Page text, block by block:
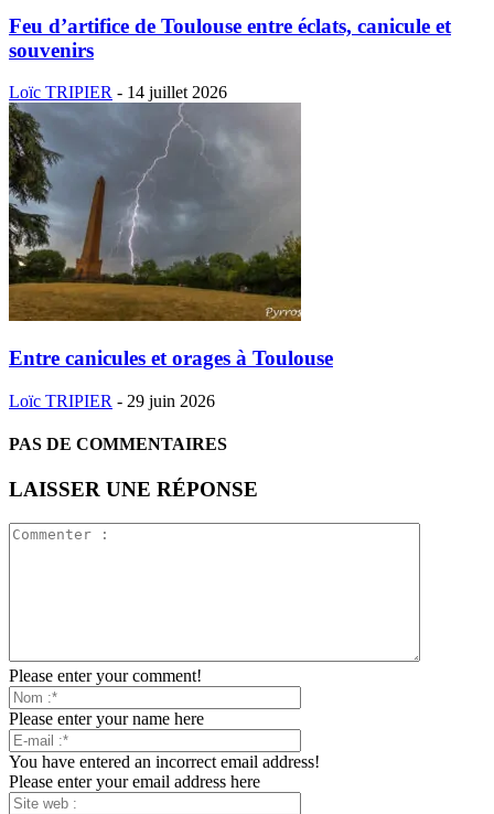
Feu d’artifice de Toulouse entre éclats, canicule et
souvenirs
Loïc TRIPIER - 14 juillet 2026
Entre canicules et orages à Toulouse
Loïc TRIPIER - 29 juin 2026
PAS DE COMMENTAIRES
LAISSER UNE RÉPONSE
Please enter your comment!
Please enter your name here
You have entered an incorrect email address!
Please enter your email address here